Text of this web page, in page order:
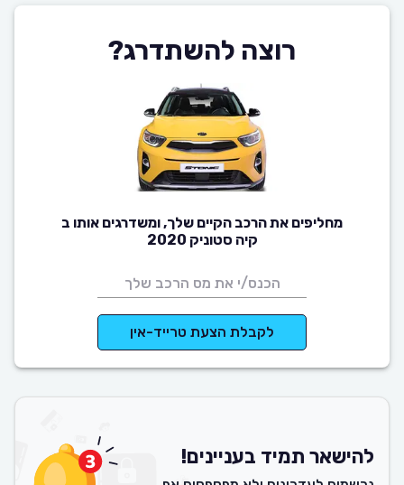
רוצה להשתדרג?
מחליפים את הרכב הקיים שלך, ומשדרגים אותו ב
קיה סטוניק 2020
לקבלת הצעת טרייד-אין
להישאר תמיד בעניינים!